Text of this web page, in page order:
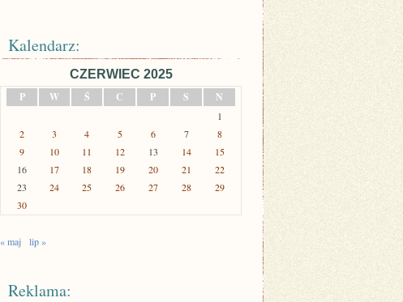
Kalendarz:
CZERWIEC 2025
P
W Ś C P S N
1
2
3 4 5 6 7
8
9
10 11 12 13 14
15
16
17 18 19 20 21
22
23
24 25 26 27 28
29
30
« maj lip »
Reklama: